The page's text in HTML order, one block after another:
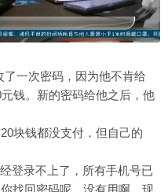
一次密码，因为他不肯给
钱。新的密码给他之后，他
钱都没支付，但自己的
录不上了，所有手机号已
找回密码呢，没有用啊，现